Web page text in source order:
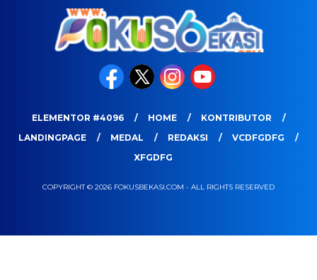
ELEMENTOR #4096 HOME
KONTRIBUTOR
LANDINGPAGE
MEDAL REDAKSI
VCDFGDFG
XFGDFG
COPYRIGHT © 2026 FOKUSBEKASI.COM - ALL RIGHTS RESERVED